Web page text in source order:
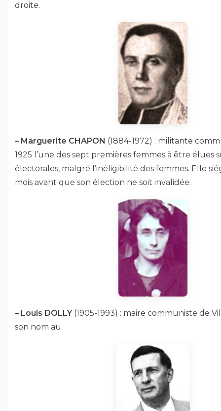
droite.
– Marguerite CHAPON (1884-1972) : militante
1925 l’une des sept premières femmes à être élues
électorales, malgré l’inéligibilité des femmes. Elle
mois avant que son élection ne soit invalidée.
– Louis DOLLY(1905-1993) : maire communiste de
son nom au